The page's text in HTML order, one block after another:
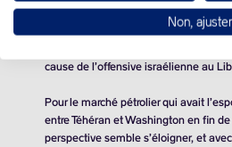
L’affirmation du président américain
l’agence de presse iranienne Tasnim,
cause de l’offensive israélienne au
Pour le marché pétrolier qui avait
entre Téhéran et Washington en fin
perspective semble s’éloigner, et
Non, ajuster